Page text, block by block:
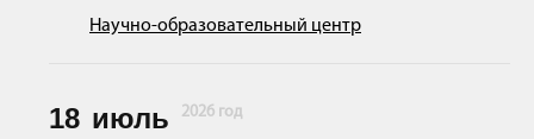
Научно-образовательный центр
18 июль 2026 год